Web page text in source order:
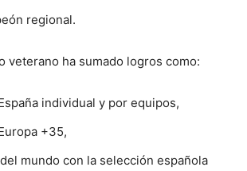
regional.
veterano ha sumado logros como:
individual y por equipos,
+35,
mundo con la selección española